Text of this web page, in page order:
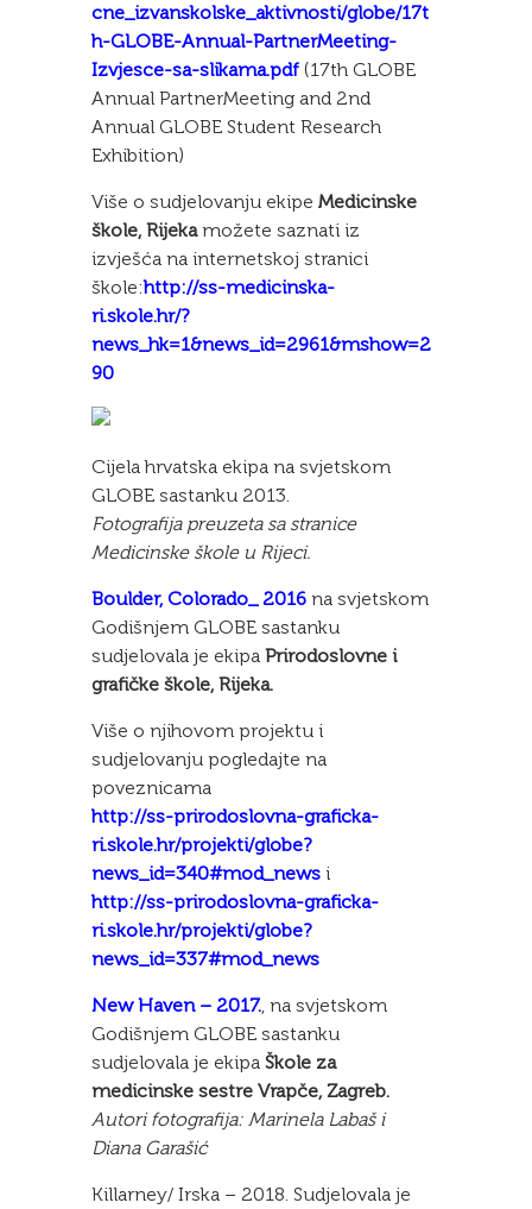
cne_izvanskolske_aktivnosti/globe/17t
h-GLOBE-Annual-PartnerMeeting-
Izvjesce-sa-slikama.pdf(17th GLOBE
Annual PartnerMeeting and 2nd
Annual GLOBE Student Research
Exhibition)
Više o sudjelovanju ekipe Medicinske
škole, Rijekamožete saznati iz
izvješća na internetskoj stranici
škole:http://ss-medicinska-
ri.skole.hr/?
news_hk=1&news_id=2961&mshow=2
90
Cijela hrvatska ekipa na svjetskom
GLOBE sastanku 2013.
Fotografija preuzeta sa stranice
Medicinske škole u Rijeci.
Boulder, Colorado_ 2016na svjetskom
Godišnjem GLOBE sastanku
sudjelovala je ekipa Prirodoslovne i
grafičke škole, Rijeka.
Više o njihovom projektu i
sudjelovanju pogledajte na
poveznicama
http://ss-prirodoslovna-graficka-
ri.skole.hr/projekti/globe?
news_id=340#mod_newsi
http://ss-prirodoslovna-graficka-
ri.skole.hr/projekti/globe?
news_id=337#mod_news
New Haven – 2017., na svjetskom
Godišnjem GLOBE sastanku
sudjelovala je ekipa Škole za
medicinske sestre Vrapče, Zagreb.
Autori fotografija: Marinela Labaš i
Diana Garašić
Killarney/ Irska – 2018. Sudjelovala je